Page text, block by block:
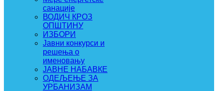
санације
ВОДИЧ КРОЗ
ОПШТИНУ
ИЗБОРИ
Јавни конкурси и
решења о
именовању
ЈАВНЕ НАБАВКЕ
ОДЕЉЕЊЕ ЗА
УРБАНИЗАМ